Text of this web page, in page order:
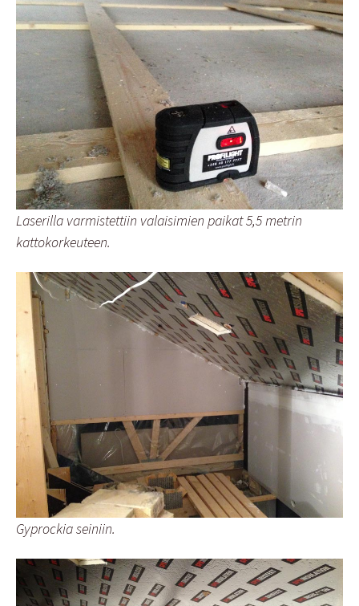
Laserilla varmistettiin valaisimien paikat 5,5 metrin
kattokorkeuteen.
Gyprockia seiniin.